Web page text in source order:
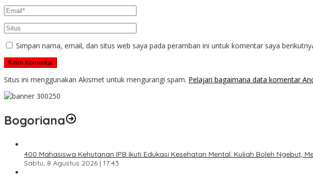
Simpan nama, email, dan situs web saya pada peramban ini untuk komentar saya
Situs ini menggunakan Akismet untuk mengurangi spam. Pelajari bagaimana data komentar
Bogoriana
400 Mahasiswa Kehutanan IPB Ikuti Edukasi Kesehatan Mental: Kuliah Boleh Ngebut,
Sabtu, 8 Agustus 2026 | 17:43